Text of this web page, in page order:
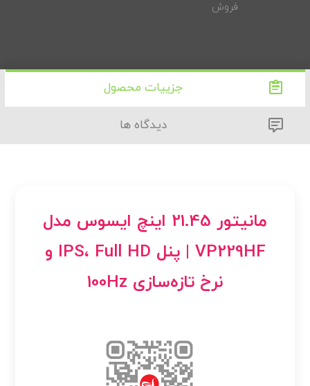
فروش
جزییات محصول
دیدگاه ها
مانیتور 21.45 اینچ ایسوس مدل
VP229HF | پنل IPS، Full HD و
نرخ تازه‌سازی 100Hz